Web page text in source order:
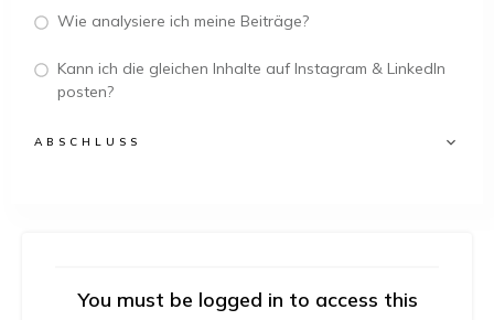
You must be logged in to access this
Wie analysiere ich meine Beiträge?
Kann ich die gleichen Inhalte auf Instagram & LinkedIn
posten?
ABSCHLUSS